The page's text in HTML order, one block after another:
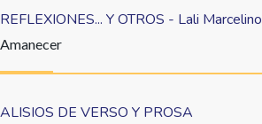
REFLEXIONES... Y OTROS - Lali Marcelino
Amanecer
ALISIOS DE VERSO Y PROSA